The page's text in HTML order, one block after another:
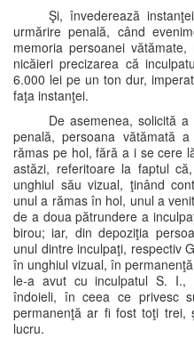
Şi, învederează
urmărire penală, când
memoria persoanei
nicăieri precizarea că
6.000 lei pe un ton dur,
faţa instanţei.
De asemenea, solicită
penală, persoana vătămată
rămas pe hol, fără a i se cere
astăzi, referitoare la faptul
unghiul său vizual, ţinând
unul a rămas în hol, unul a
de a doua pătrundere a
birou; iar, din depoziţia
unul dintre inculpaţi, respectiv
în unghiul vizual, în
le-a avut cu inculpatul S. I.,
îndoieli, în ceea ce privesc
permanenţă ar fi fost toţi
lucru.